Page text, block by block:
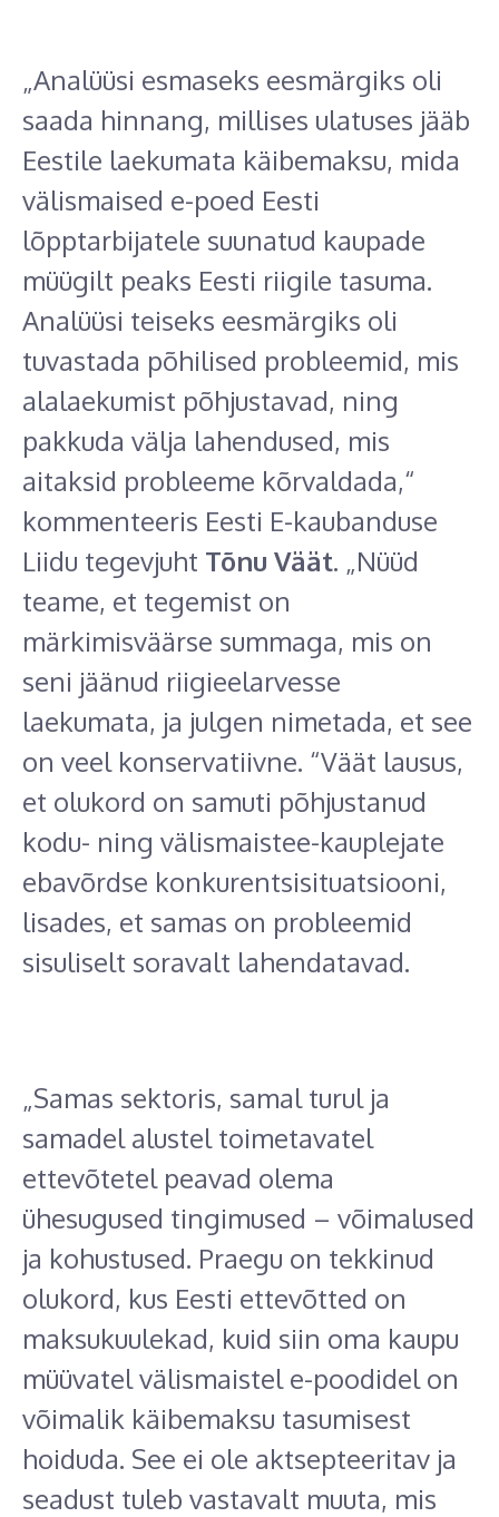
„Analüüsi esmaseks eesmärgiks oli
saada hinnang, millises ulatuses jääb
Eestile laekumata käibemaksu, mida
välismaised e-poed Eesti
lõpptarbijatele suunatud kaupade
müügilt peaks Eesti riigile tasuma.
Analüüsi teiseks eesmärgiks oli
tuvastada põhilised probleemid, mis
alalaekumist põhjustavad, ning
pakkuda välja lahendused, mis
aitaksid probleeme kõrvaldada,“
kommenteeris Eesti E-kaubanduse
Liidu tegevjuht Tõnu Väät. „Nüüd
teame, et tegemist on
märkimisväärse summaga, mis on
seni jäänud riigieelarvesse
laekumata, ja julgen nimetada, et see
on veel konservatiivne. “Väät lausus,
et olukord on samuti põhjustanud
kodu- ning välismaistee-kauplejate
ebavõrdse konkurentsisituatsiooni,
lisades, et samas on probleemid
sisuliselt soravalt lahendatavad.
„Samas sektoris, samal turul ja
samadel alustel toimetavatel
ettevõtetel peavad olema
ühesugused tingimused – võimalused
ja kohustused. Praegu on tekkinud
olukord, kus Eesti ettevõtted on
maksukuulekad, kuid siin oma kaupu
müüvatel välismaistel e-poodidel on
võimalik käibemaksu tasumisest
hoiduda. See ei ole aktsepteeritav ja
seadust tuleb vastavalt muuta, mis